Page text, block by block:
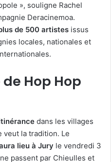
», souligne Rachel
Deracinemoa.
de 500 artistes issus
locales, nationales et
Hop Hop
dans les villages
veut la tradition. Le
lieu à Jury le vendredi 3
passent par Chieulles et